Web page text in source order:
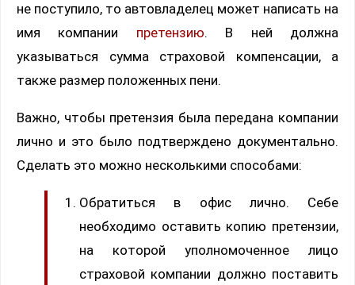
не поступило, то автовладелец может написать на
имя компании претензию. В ней должна
указываться сумма страховой компенсации, а
также размер положенных пени.
Важно, чтобы претензия была передана компании
лично и это было подтверждено документально.
Сделать это можно несколькими способами:
Обратиться в офис лично. Себе
необходимо оставить копию претензии,
на которой уполномоченное лицо
страховой компании должно поставить